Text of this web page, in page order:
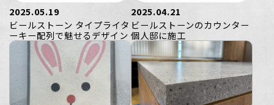
2025.05.19
ビールストーン タイプライタ
ーキー配列で魅せるデザイン
2025.04.21
ビールストーンのカウンター
個人邸に施工